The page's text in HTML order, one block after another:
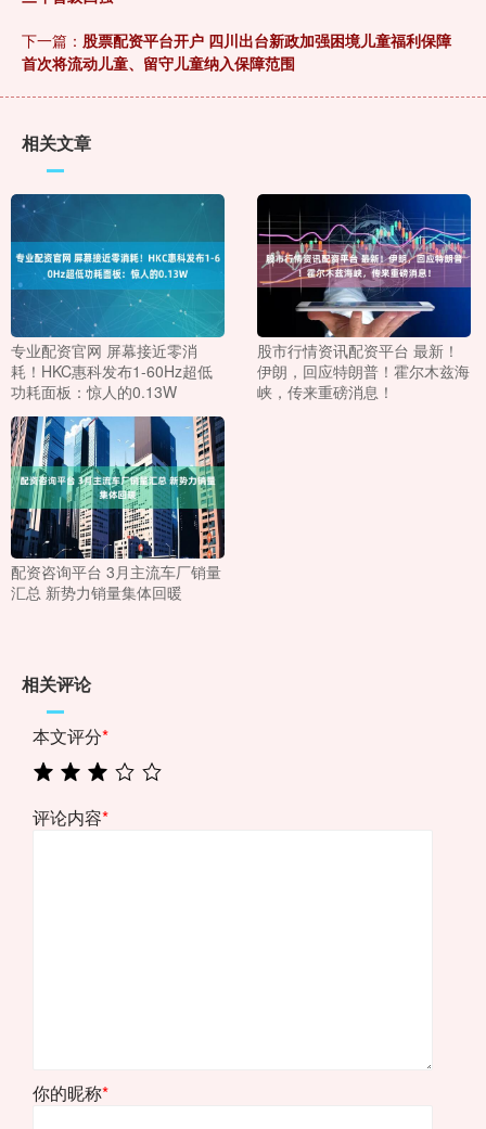
下一篇： 股票配资平台开户 四川出台新政加强困境儿童福利保障
首次将流动儿童、留守儿童纳入保障范围
相关文章
专业配资官网 屏幕接近零消
耗！HKC惠科发布1-60Hz超低
功耗面板：惊人的0.13W
股市行情资讯配资平台 最新！
伊朗，回应特朗普！霍尔木兹海
峡，传来重磅消息！
配资咨询平台 3月主流车厂销量
汇总 新势力销量集体回暖
相关评论
本文评分*
评论内容*
你的昵称*